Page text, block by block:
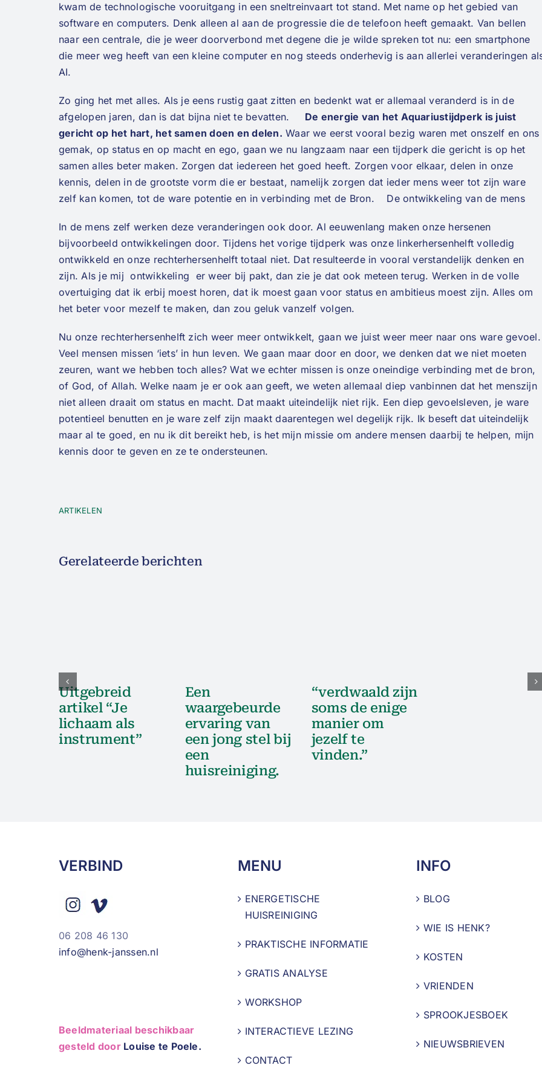
kwam de technologische vooruitgang in een sneltreinvaart tot stand. Met name op het gebied van
software en computers. Denk alleen al aan de progressie die de telefoon heeft gemaakt. Van bellen
naar een centrale, die je weer doorverbond met degene die je wilde spreken tot nu: een smartphone
die meer weg heeft van een kleine computer en nog steeds onderhevig is aan allerlei veranderingen
AI.
Zo ging het met alles. Als je eens rustig gaat zitten en bedenkt wat er allemaal veranderd is in de
afgelopen jaren, dan is dat bijna niet te bevatten. De energie van het Aquariustijdperk is juist
gericht op het hart, het samen doen en delen. Waar we eerst vooral bezig waren met onszelf en ons
gemak, op status en op macht en ego, gaan we nu langzaam naar een tijdperk die gericht is op het
samen alles beter maken. Zorgen dat iedereen het goed heeft. Zorgen voor elkaar, delen in onze
kennis, delen in de grootste vorm die er bestaat, namelijk zorgen dat ieder mens weer tot zijn ware
zelf kan komen, tot de ware potentie en in verbinding met de Bron. De ontwikkeling van de mens
In de mens zelf werken deze veranderingen ook door. Al eeuwenlang maken onze hersenen
bijvoorbeeld ontwikkelingen door. Tijdens het vorige tijdperk was onze linkerhersenhelft volledig
ontwikkeld en onze rechterhersenhelft totaal niet. Dat resulteerde in vooral verstandelijk denken en
zijn. Als je mij ontwikkeling er weer bij pakt, dan zie je dat ook meteen terug. Werken in de volle
overtuiging dat ik erbij moest horen, dat ik moest gaan voor status en ambitieus moest zijn. Alles om
het beter voor mezelf te maken, dan zou geluk vanzelf volgen.
Nu onze rechterhersenhelft zich weer meer ontwikkelt, gaan we juist weer meer naar ons ware gevoel.
Veel mensen missen ‘iets’ in hun leven. We gaan maar door en door, we denken dat we niet moeten
zeuren, want we hebben toch alles? Wat we echter missen is onze oneindige verbinding met de bron,
of God, of Allah. Welke naam je er ook aan geeft, we weten allemaal diep vanbinnen dat het menszijn
niet alleen draait om status en macht. Dat maakt uiteindelijk niet rijk. Een diep gevoelsleven, je ware
potentieel benutten en je ware zelf zijn maakt daarentegen wel degelijk rijk. Ik beseft dat uiteindelijk
maar al te goed, en nu ik dit bereikt heb, is het mijn missie om andere mensen daarbij te helpen, mijn
kennis door te geven en ze te ondersteunen.
ARTIKELEN
Gerelateerde berichten
Uitgebreid
artikel “Je
lichaam als
instrument”
Een
waargebeurde
ervaring van
een jong stel bij
een
huisreiniging.
“verdwaald zijn
soms de enige
manier om
jezelf te
vinden.”
VERBIND
06 208 46 130
info@henk-janssen.nl
Beeldmateriaal beschikbaar
gesteld door Louise te Poele.
MENU
ENERGETISCHE
HUISREINIGING
PRAKTISCHE INFORMATIE
GRATIS ANALYSE
WORKSHOP
INTERACTIEVE LEZING
CONTACT
INFO
BLOG
WIE IS HENK?
KOSTEN
VRIENDEN
SPROOKJESBOEK
NIEUWSBRIEVEN